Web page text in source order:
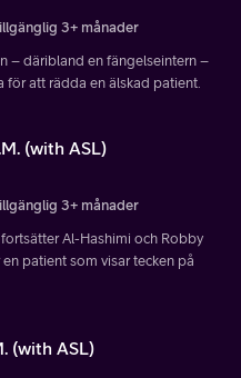
3+ månader
– däribland en fängelseintern –
för att rädda en älskad patient.
(with ASL)
3+ månader
Al-Hashimi och Robby
patient som visar tecken på
(with ASL)